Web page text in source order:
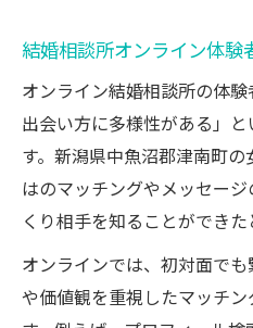
結婚相談所オンライン体
オンライン結婚相談所の体
出会い方に多様性がある」
す。新潟県中魚沼郡津南町
はのマッチングやメッセー
くり相手を知ることができた
オンラインでは、初対面で
や価値観を重視したマッチ